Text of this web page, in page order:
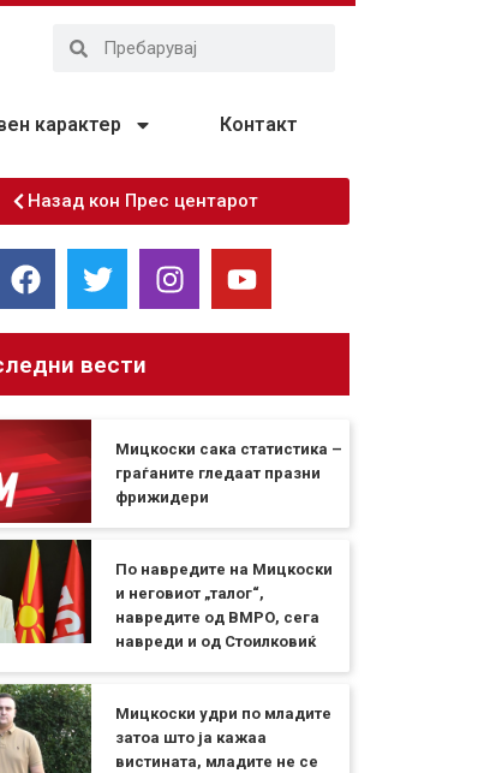
карактер Контакт
Назад кон Прес центарот
вести
Мицкоски сака статистика –
граѓаните гледаат празни
фрижидери
По навредите на Мицкоски
и неговиот „талог“,
навредите од ВМРО, сега
навреди и од Стоилковиќ
Мицкоски удри по младите
затоа што ја кажаа
вистината, младите не се